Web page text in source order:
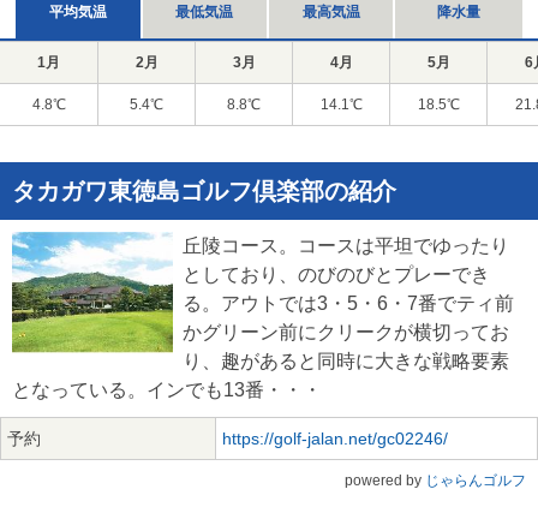
平均気温 最低気温 最高気温 降水量
1月 2月 3月 4月 5月 6
4.8℃ 5.4℃ 8.8℃ 14.1℃ 18.5℃
タカガワ東徳島ゴルフ倶楽部の紹介
丘陵コース。コースは平坦でゆったり
としており、のびのびとプレーでき
る。アウトでは3・5・6・7番でティ前
かグリーン前にクリークが横切ってお
り、趣があると同時に大きな戦略要素
となっている。インでも13番・・・
予約 https://golf-jalan.net/gc02246/
powered by じゃらんゴルフ